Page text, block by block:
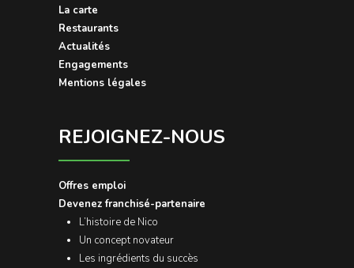
La carte
Restaurants
Actualités
Engagements
Mentions légales
REJOIGNEZ-NOUS
Offres emploi
Devenez franchisé-partenaire
L’histoire de Nico
Un concept novateur
Les ingrédients du succès